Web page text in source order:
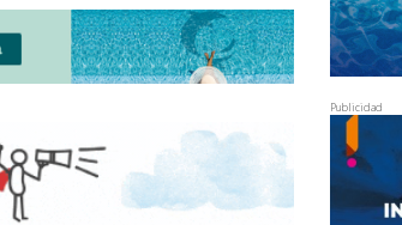
Publicidad